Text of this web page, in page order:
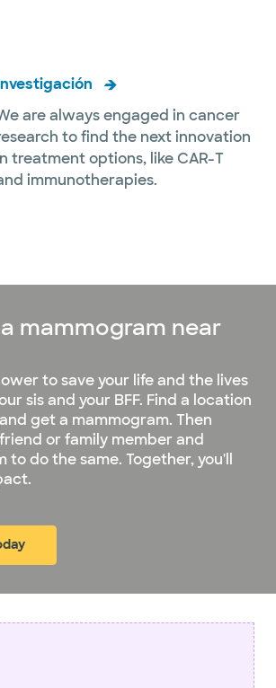
are always engaged in cancer
to find the next innovation
treatment options, like CAR-T
immunotherapies.
mammogram near
to save your life and the lives
sis and your BFF. Find a location
get a mammogram. Then
or family member and
to do the same. Together, you'll